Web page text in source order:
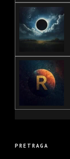
PRETRAGA